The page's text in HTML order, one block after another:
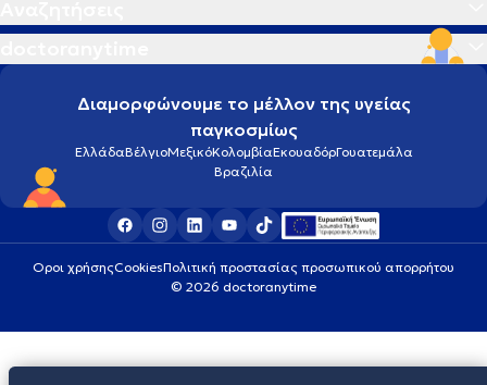
Διαμορφώνουμε το μέλλον της υγείας
παγκοσμίως
ΕλλάδαΒέλγιοΜεξικόΚολομβίαΕκουαδόρΓουατεμάλα
Βραζιλία
Οροι χρήσηςCookiesΠολιτική προστασίας προσωπικού απορρήτου
© 2026 doctoranytime